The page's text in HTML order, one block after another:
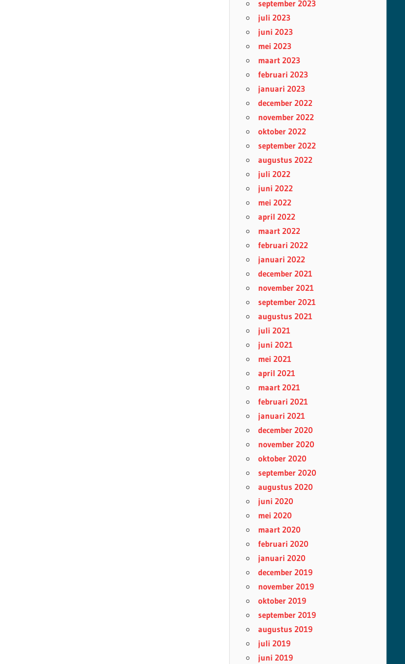
september 2023
juli 2023
juni 2023
mei 2023
maart 2023
februari 2023
januari 2023
december 2022
november 2022
oktober 2022
september 2022
augustus 2022
juli 2022
juni 2022
mei 2022
april 2022
maart 2022
februari 2022
januari 2022
december 2021
november 2021
september 2021
augustus 2021
juli 2021
juni 2021
mei 2021
april 2021
maart 2021
februari 2021
januari 2021
december 2020
november 2020
oktober 2020
september 2020
augustus 2020
juni 2020
mei 2020
maart 2020
februari 2020
januari 2020
december 2019
november 2019
oktober 2019
september 2019
augustus 2019
juli 2019
juni 2019